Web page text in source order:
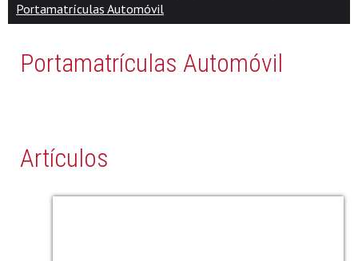
Portamatrículas Automóvil
Portamatrículas Automóvil
Artículos